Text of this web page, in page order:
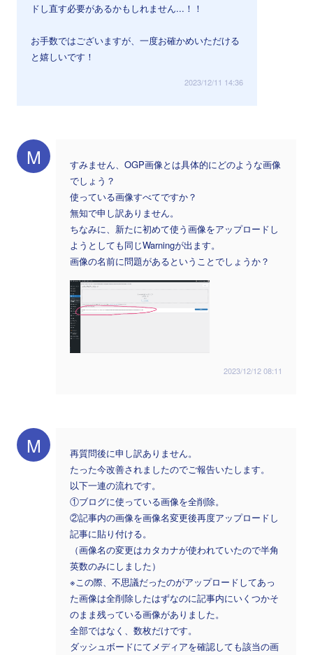
ドし直す必要があるかもしれません...！！
お手数ではございますが、一度お確かめいただける
と嬉しいです！
2023/12/11 14:36
M
すみません、OGP画像とは具体的にどのような画像
でしょう？
使っている画像すべてですか？
無知で申し訳ありません。
ちなみに、新たに初めて使う画像をアップロードし
ようとしても同じWarningが出ます。
画像の名前に問題があるということでしょうか？
2023/12/12 08:11
M
再質問後に申し訳ありません。
たった今改善されましたのでご報告いたします。
以下一連の流れです。
①ブログに使っている画像を全削除。
②記事内の画像を画像名変更後再度アップロードし
記事に貼り付ける。
（画像名の変更はカタカナが使われていたので半角
英数のみにしました）
※この際、不思議だったのがアップロードしてあっ
た画像は全削除したはずなのに記事内にいくつかそ
のまま残っている画像がありました。
全部ではなく、数枚だけです。
ダッシュボードにてメディアを確認しても該当の画